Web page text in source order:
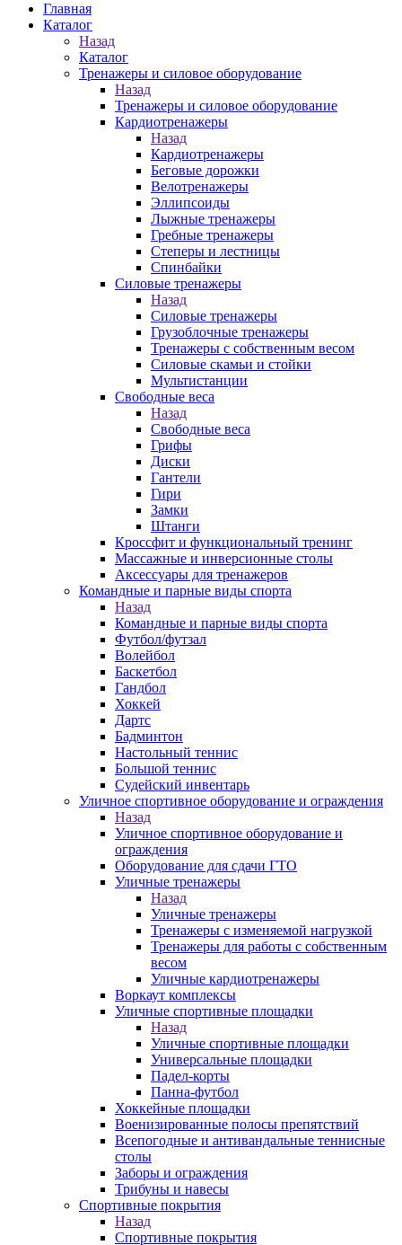
Главная
Каталог
Назад
Каталог
Тренажеры и силовое оборудование
Назад
Тренажеры и силовое оборудование
Кардиотренажеры
Назад
Кардиотренажеры
Беговые дорожки
Велотренажеры
Эллипсоиды
Лыжные тренажеры
Гребные тренажеры
Степеры и лестницы
Спинбайки
Силовые тренажеры
Назад
Силовые тренажеры
Грузоблочные тренажеры
Тренажеры с собственным весом
Силовые скамьи и стойки
Мультистанции
Свободные веса
Назад
Свободные веса
Грифы
Диски
Гантели
Гири
Замки
Штанги
Кроссфит и функциональный тренинг
Массажные и инверсионные столы
Аксессуары для тренажеров
Командные и парные виды спорта
Назад
Командные и парные виды спорта
Футбол/футзал
Волейбол
Баскетбол
Гандбол
Хоккей
Дартс
Бадминтон
Настольный теннис
Большой теннис
Судейский инвентарь
Уличное спортивное оборудование и ограждения
Назад
Уличное спортивное оборудование и
ограждения
Оборудование для сдачи ГТО
Уличные тренажеры
Назад
Уличные тренажеры
Тренажеры с изменяемой нагрузкой
Тренажеры для работы с собственным
весом
Уличные кардиотренажеры
Воркаут комплексы
Уличные спортивные площадки
Назад
Уличные спортивные площадки
Универсальные площадки
Падел-корты
Панна-футбол
Хоккейные площадки
Военизированные полосы препятствий
Всепогодные и антивандальные теннисные
столы
Заборы и ограждения
Трибуны и навесы
Спортивные покрытия
Назад
Спортивные покрытия